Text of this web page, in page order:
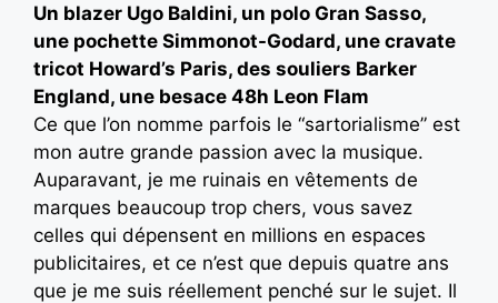
Un blazer Ugo Baldini, un polo Gran Sasso,
une pochette Simmonot-Godard, une cravate
tricot Howard’s Paris, des souliers Barker
England, une besace 48h Leon Flam
Ce que l’on nomme parfois le “sartorialisme” est
mon autre grande passion avec la musique.
Auparavant, je me ruinais en vêtements de
marques beaucoup trop chers, vous savez
celles qui dépensent en millions en espaces
publicitaires, et ce n’est que depuis quatre ans
que je me suis réellement penché sur le sujet. Il